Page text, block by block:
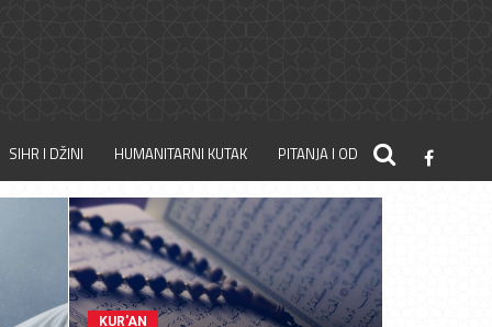
SIHR I DŽINI HUMANITARNI KUTAK PITANJA I ODGOVORI
KUR'AN